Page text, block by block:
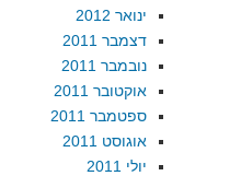
ינואר 2012
דצמבר 2011
נובמבר 2011
אוקטובר 2011
ספטמבר 2011
אוגוסט 2011
יולי 2011